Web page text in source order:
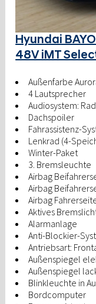
Hyundai
48V iMT
Außenfarbe
4 Lautsprecher
Audiosystem:
Dachspoiler
Fahrassistenz-
Lenkrad (4-
Winter-Paket
3. Bremsleuchte
Airbag
Airbag
Airbag
Aktives
Alarmanlage
Anti-Blockier-
Antriebsart:
Außenspiegel
Außenspiegel
Blinkleuchte in
Bordcomputer